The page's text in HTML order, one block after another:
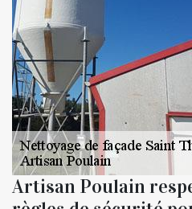
Artisan Poulain